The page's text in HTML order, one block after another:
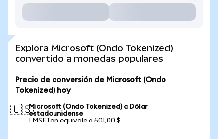
Explora Microsoft (Ondo Tokenized)
convertido a monedas populares
Precio de conversión de Microsoft (Ondo
Tokenized) hoy
🇺🇸Microsoft (Ondo Tokenized) a Dólar
estadounidense
1 MSFTon equivale a 501,00 $